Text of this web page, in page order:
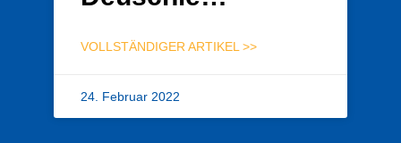
VOLLSTÄNDIGER ARTIKEL >>
24. Februar 2022